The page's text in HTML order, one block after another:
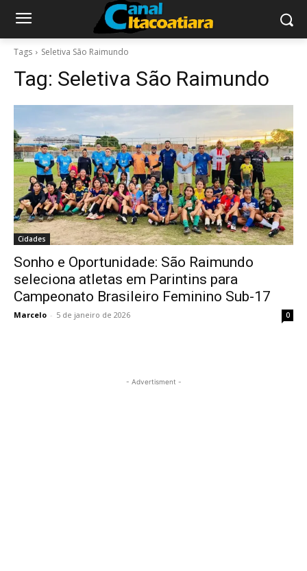
Tags Seletiva São Raimundo
Tag: Seletiva São Raimundo
Cidades
Sonho e Oportunidade: São Raimundo
seleciona atletas em Parintins para
Campeonato Brasileiro Feminino Sub-17
Marcelo - 5 de janeiro de 2026 0
- Advertisment -